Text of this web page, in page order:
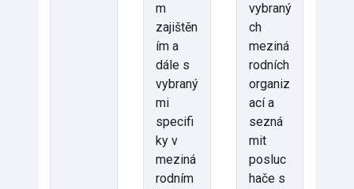
m
zajištěn
ím a
dále s
vybraný
mi
specifi
ky v
meziná
rodním
vybraný
ch
meziná
rodních
organiz
ací a
sezná
mit
posluc
hače s